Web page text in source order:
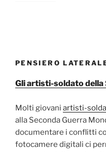
PENSIERO
Gli artisti-soldato della
Molti giovani artisti-
alla Seconda Guerra
documentare i conflitti
fotocamere digitali ci